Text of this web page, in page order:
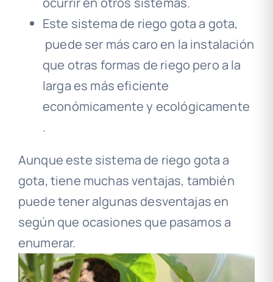
Este sistema de riego gota a gota,
puede ser más caro en la instalación
que otras formas de riego pero a la
larga es más eficiente
económicamente y ecológicamente
.
Aunque este sistema de riego gota a
gota, tiene muchas ventajas, también
puede tener algunas desventajas en
según que ocasiones que pasamos a
enumerar.